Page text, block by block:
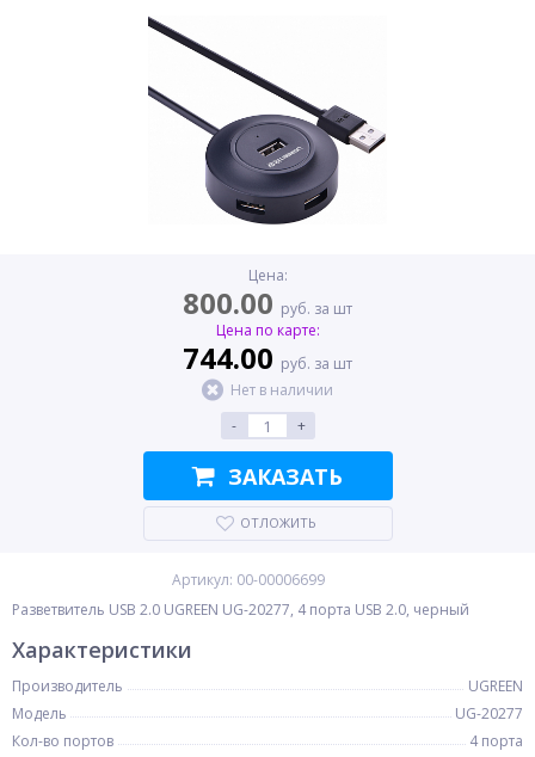
Цена:
800.00 руб. за шт
Цена по карте:
744.00 руб. за шт
Нет в наличии
-
+
ЗАКАЗАТЬ
ОТЛОЖИТЬ
Артикул: 00-00006699
Разветвитель USB 2.0 UGREEN UG-20277, 4 порта USB 2.0, черный
Характеристики
Производитель
UGREEN
Модель
UG-20277
Кол-во портов
4 порта